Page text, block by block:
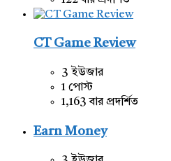
CT Game Review
3 ইউজার
1 পোস্ট
1,163 বার প্রদর্শিত
Earn Money